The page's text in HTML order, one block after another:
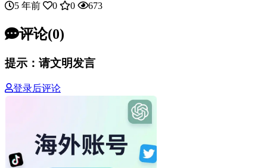
5 年前
0 0 673
评论(0)
提示：请文明发言
登录后评论